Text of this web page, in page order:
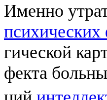
Имен­но
гической
фек­та